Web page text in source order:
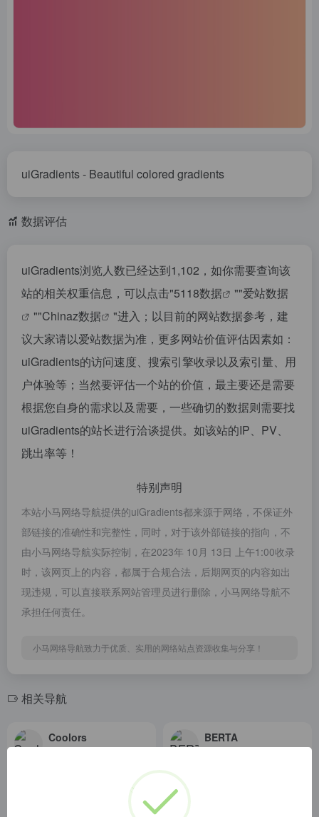
uiGradients - Beautiful colored gradients
数据评估
uiGradients浏览人数已经达到1,102，如你需要查询该
站的相关权重信息，可以点击"5118数据 ""爱站数据
""Chinaz数据
"进入；以目前的网站数据参考，建
议大家请以爱站数据为准，更多网站价值评估因素如：
uiGradients的访问速度、搜索引擎收录以及索引量、用
户体验等；当然要评估一个站的价值，最主要还是需要
根据您自身的需求以及需要，一些确切的数据则需要找
uiGradients的站长进行洽谈提供。如该站的IP、PV、
跳出率等！
特别声明
本站小马网络导航提供的uiGradients都来源于网络，不保证外
部链接的准确性和完整性，同时，对于该外部链接的指向，不
由小马网络导航实际控制，在2023年 10月 13日 上午1:00收录
时，该网页上的内容，都属于合规合法，后期网页的内容如出
现违规，可以直接联系网站管理员进行删除，小马网络导航不
承担任何责任。
小马网络导航致力于优质、实用的网络站点资源收集与分享！
相关导航
Coolors
Coolors - The super fast color palettes generator!
BERTA
【国家反诈中心、工信部反诈中心、中国电信联合提醒】
安逸影视(ANEE.CC)导航，是一家集合全网电影电视剧综艺动漫网站的影视专业导航网站，目前已收录多家高清在线或蓝光片源下载网站，也有多家隐藏电影福利！